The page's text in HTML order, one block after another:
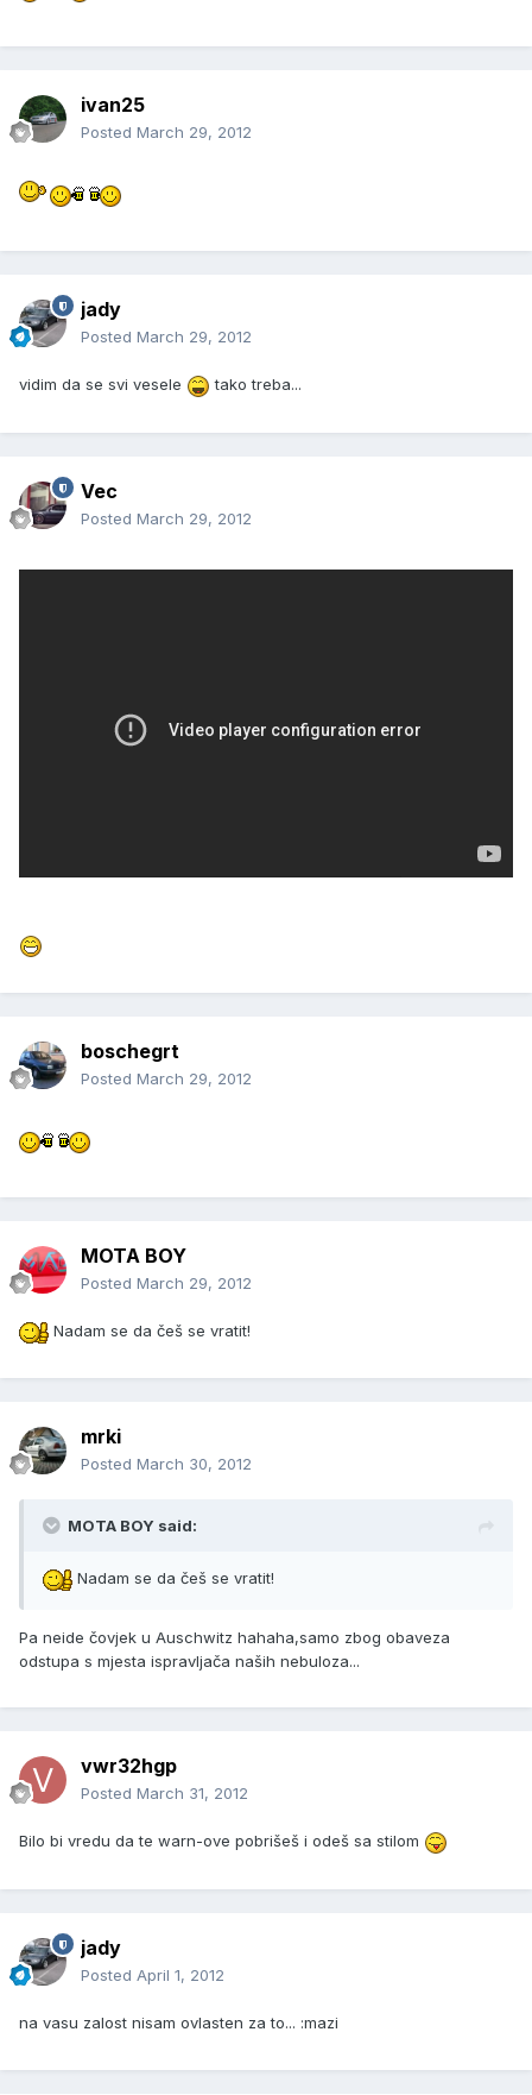
ivan25
Posted March 29, 2012
jady
Posted March 29, 2012
vidim da se svi vesele tako treba...
Vec
Posted March 29, 2012
boschegrt
Posted March 29, 2012
MOTA BOY
Posted March 29, 2012
Nadam se da češ se vratit!
mrki
Posted March 30, 2012
MOTA BOY said:
Nadam se da češ se vratit!
Pa neide čovjek u Auschwitz hahaha,samo zbog obaveza
odstupa s mjesta ispravljača naših nebuloza...
vwr32hgp
Posted March 31, 2012
Bilo bi vredu da te warn-ove pobrišeš i odeš sa stilom
jady
Posted April 1, 2012
na vasu zalost nisam ovlasten za to... :mazi